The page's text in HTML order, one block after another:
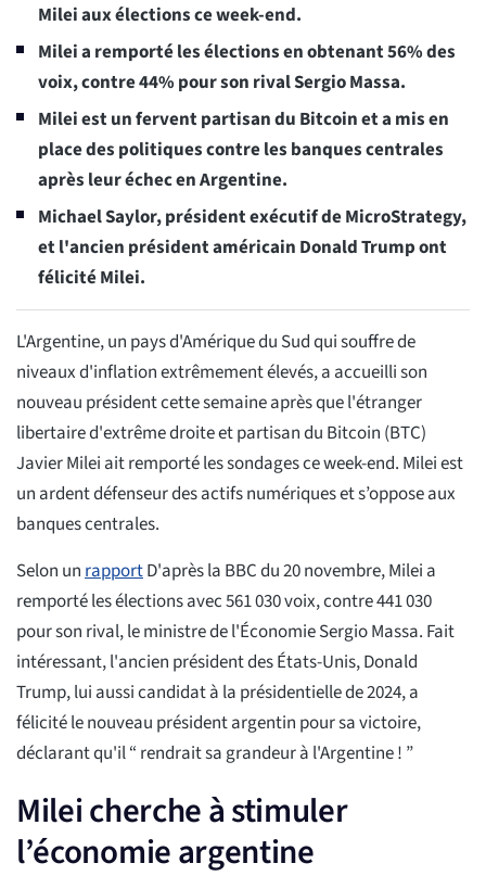
Milei aux élections ce week-end.
Milei a remporté les élections en obtenant 56% des
voix, contre 44% pour son rival Sergio Massa.
Milei est un fervent partisan du Bitcoin et a mis en
place des politiques contre les banques centrales
après leur échec en Argentine.
Michael Saylor, président exécutif de MicroStrategy,
et l'ancien président américain Donald Trump ont
félicité Milei.
L'Argentine, un pays d'Amérique du Sud qui souffre de
niveaux d'inflation extrêmement élevés, a accueilli son
nouveau président cette semaine après que l'étranger
libertaire d'extrême droite et partisan du Bitcoin (BTC)
Javier Milei ait remporté les sondages ce week-end. Milei est
un ardent défenseur des actifs numériques et s’oppose aux
banques centrales.
Selon unrapportD'après la BBC du 20 novembre, Milei a
remporté les élections avec 561 030 voix, contre 441 030
pour son rival, le ministre de l'Économie Sergio Massa. Fait
intéressant, l'ancien président des États-Unis, Donald
Trump, lui aussi candidat à la présidentielle de 2024, a
félicité le nouveau président argentin pour sa victoire,
déclarant qu'il “ rendrait sa grandeur à l'Argentine ! ”
Milei cherche à stimuler
l’économie argentine